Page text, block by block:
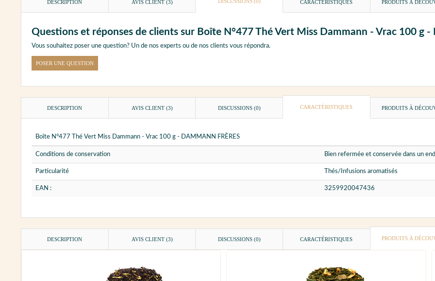
DESCRIPTION AVIS CLIENT (3) CARACTÉRISTIQUES PRODUITS À
Questions et réponses de clients sur Boîte N°477 Thé Vert Miss Dammann - Vrac 100 g -
Vous souhaitez poser une question? Un de nos experts ou de nos clients vous répondra.
POSER UNE QUESTION
DESCRIPTION AVIS CLIENT (3) DISCUSSIONS (0) CARACTÉRISTIQUES PRODUITS À
Boîte N°477 Thé Vert Miss Dammann - Vrac 100 g - DAMMANN FRÈRES
Conditions de conservation Bien refermée et conservée dans un
Particularité Thés/Infusions aromatisés
EAN : 3259920047436
DESCRIPTION AVIS CLIENT (3) DISCUSSIONS (0) CARACTÉRISTIQUES PRODUITS À